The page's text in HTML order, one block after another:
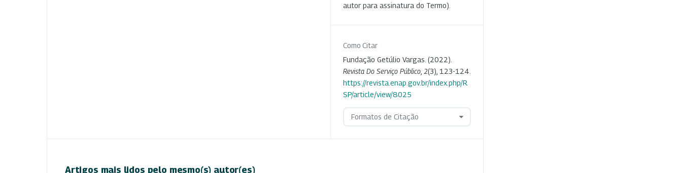
autor para assinatura do Termo).
Como Citar
Fundação Getúlio Vargas. (2022).
Revista Do Serviço Público 2(3), 123-124.
https://revista.enap.gov.br/index.php/R
SP/article/view/8025
Formatos de Citação
Artigos mais lidos pelo mesmo(s) autor(es)